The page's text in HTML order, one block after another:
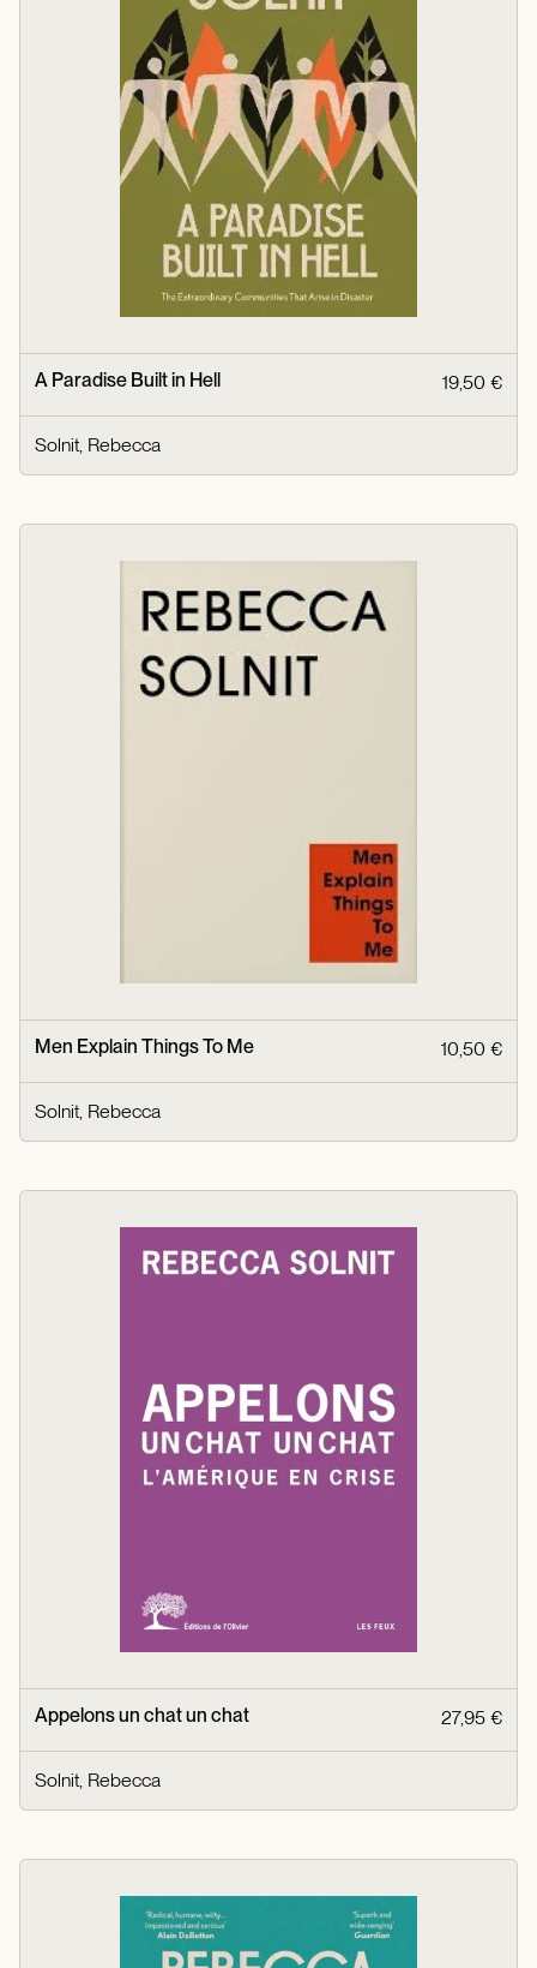
A Paradise Built in Hell 19,50 €
Solnit, Rebecca
Men Explain Things To Me 10,50 €
Solnit, Rebecca
Appelons un chat un chat 27,95 €
Solnit, Rebecca